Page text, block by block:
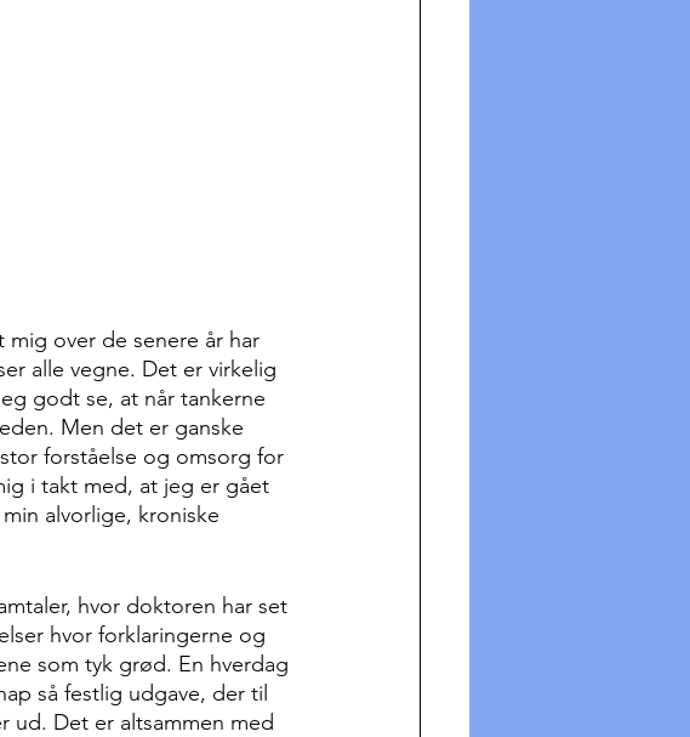
over de senere år har
alle vegne. Det er virkelig
godt se, at når tankerne
Men det er ganske
forståelse og omsorg for
i takt med, at jeg er gået
alvorlige, kroniske
hvor doktoren har set
hvor forklaringerne og
som tyk grød. En hverdag
så festlig udgave, der til
Det er altsammen med